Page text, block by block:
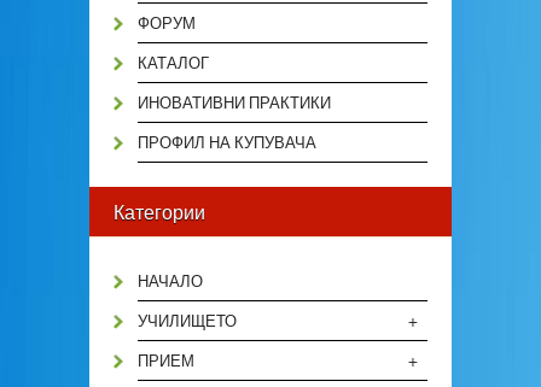
ФОРУМ
КАТАЛОГ
ИНОВАТИВНИ ПРАКТИКИ
ПРОФИЛ НА КУПУВАЧА
Категории
НАЧАЛО
+
УЧИЛИЩЕТО
+
ПРИЕМ